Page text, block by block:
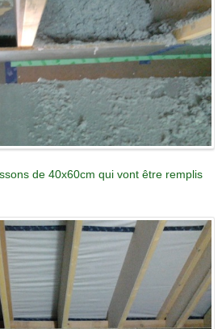
de 40x60cm qui vont être remplis